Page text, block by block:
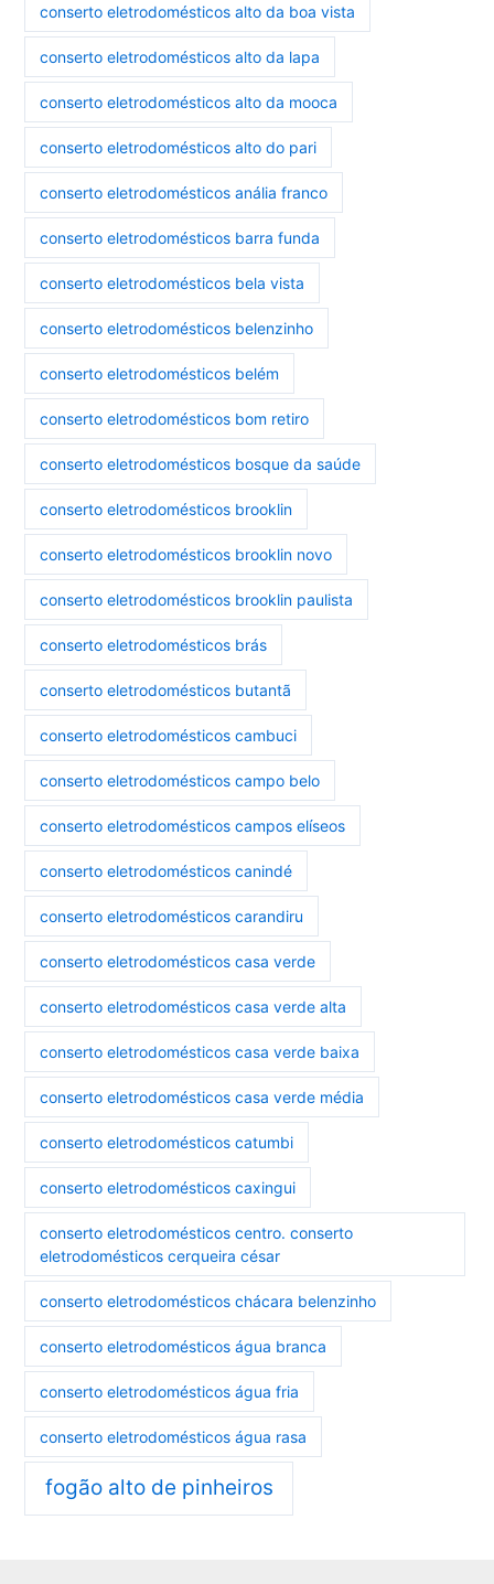
conserto eletrodomésticos alto da boa vista
conserto eletrodomésticos alto da lapa
conserto eletrodomésticos alto da mooca
conserto eletrodomésticos alto do pari
conserto eletrodomésticos anália franco
conserto eletrodomésticos barra funda
conserto eletrodomésticos bela vista
conserto eletrodomésticos belenzinho
conserto eletrodomésticos belém
conserto eletrodomésticos bom retiro
conserto eletrodomésticos bosque da saúde
conserto eletrodomésticos brooklin
conserto eletrodomésticos brooklin novo
conserto eletrodomésticos brooklin paulista
conserto eletrodomésticos brás
conserto eletrodomésticos butantã
conserto eletrodomésticos cambuci
conserto eletrodomésticos campo belo
conserto eletrodomésticos campos elíseos
conserto eletrodomésticos canindé
conserto eletrodomésticos carandiru
conserto eletrodomésticos casa verde
conserto eletrodomésticos casa verde alta
conserto eletrodomésticos casa verde baixa
conserto eletrodomésticos casa verde média
conserto eletrodomésticos catumbi
conserto eletrodomésticos caxingui
conserto eletrodomésticos centro. conserto
eletrodomésticos cerqueira césar
conserto eletrodomésticos chácara belenzinho
conserto eletrodomésticos água branca
conserto eletrodomésticos água fria
conserto eletrodomésticos água rasa
fogão alto de pinheiros